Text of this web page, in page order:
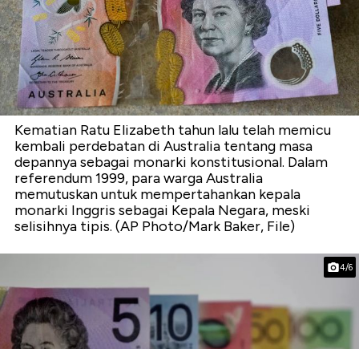
Kematian Ratu Elizabeth tahun lalu telah memicu
kembali perdebatan di Australia tentang masa
depannya sebagai monarki konstitusional. Dalam
referendum 1999, para warga Australia
memutuskan untuk mempertahankan kepala
monarki Inggris sebagai Kepala Negara, meski
selisihnya tipis. (AP Photo/Mark Baker, File)
4/6